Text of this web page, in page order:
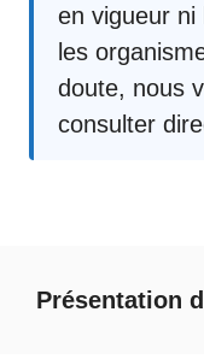
en vigueur ni
les
doute, nous
consulter
Présentation